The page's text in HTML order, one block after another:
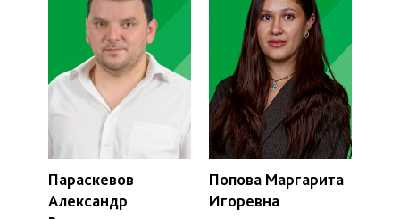
Параскевов
Александр
Попова Маргарита
Игоревна